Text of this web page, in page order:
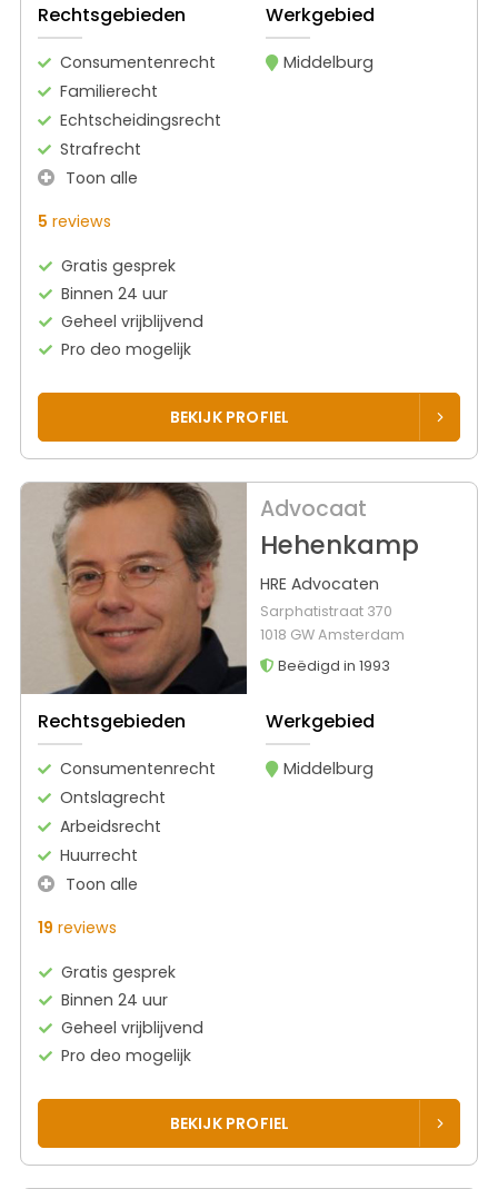
Rechtsgebieden
Consumentenrecht
Familierecht
Echtscheidingsrecht
Strafrecht
Toon alle
Werkgebied
Middelburg
5 reviews
Gratis gesprek
Binnen 24 uur
Geheel vrijblijvend
Pro deo mogelijk
BEKIJK PROFIEL
Advocaat
Hehenkamp
HRE Advocaten
Sarphatistraat 370
1018 GW Amsterdam
Beëdigd in 1993
Rechtsgebieden
Consumentenrecht
Ontslagrecht
Arbeidsrecht
Huurrecht
Toon alle
Werkgebied
Middelburg
19 reviews
Gratis gesprek
Binnen 24 uur
Geheel vrijblijvend
Pro deo mogelijk
BEKIJK PROFIEL